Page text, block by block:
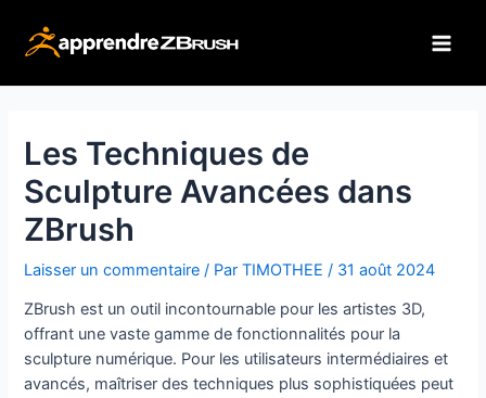
contenu
Les Techniques de
Sculpture Avancées dans
ZBrush
Laisser un commentaire / ParTIMOTHEE / 31 août 2024
ZBrush est un outil incontournable pour les artistes 3D,
offrant une vaste gamme de fonctionnalités pour la
sculpture numérique. Pour les utilisateurs intermédiaires et
avancés, maîtriser des techniques plus sophistiquées peut